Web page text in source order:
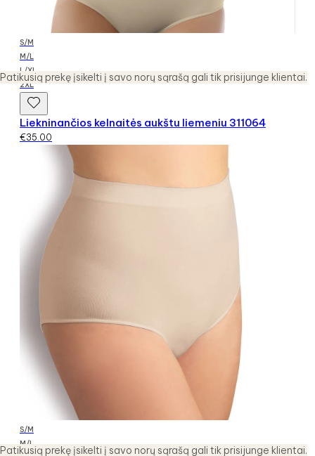
Patikusią prekę įsikelti į savo norų sąrašą gali tik prisijunge klientai.
Patikusią prekę įsikelti į savo norų sąrašą gali tik prisijunge klientai.
S/M
M/L
L/XL
2XL
Liekninančios kelnaitės aukštu liemeniu 311064
€35.00
S/M
M/L